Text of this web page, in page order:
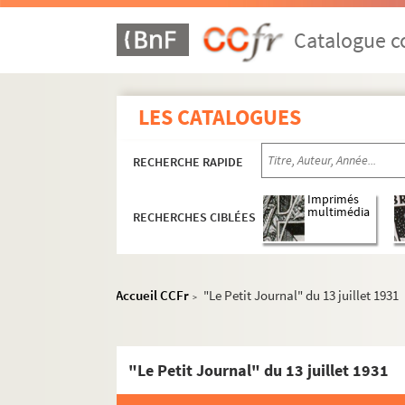
Catalogue
LES CATALOGUES
RECHERCHE RAPIDE
RECHERCHES CIBLÉES
Imprimés
multimédia
Accueil CCFr > "Le Petit Journal" du 13 juillet 1931
"Le Petit Journal" du 13 juillet 1931
1/A. Journaux
1/B. Documents divers